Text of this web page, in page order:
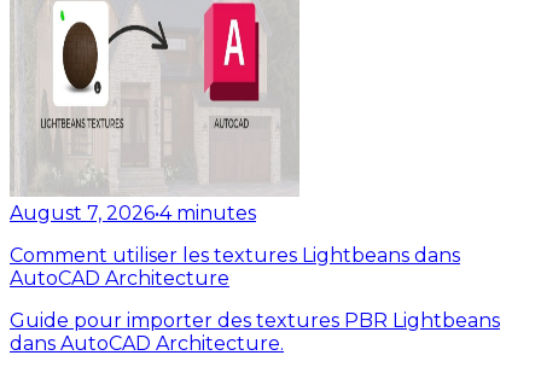
August 7, 2026•4 minutes
Comment utiliser les textures Lightbeans dans
AutoCAD Architecture
Guide pour importer des textures PBR Lightbeans
dans AutoCAD Architecture.